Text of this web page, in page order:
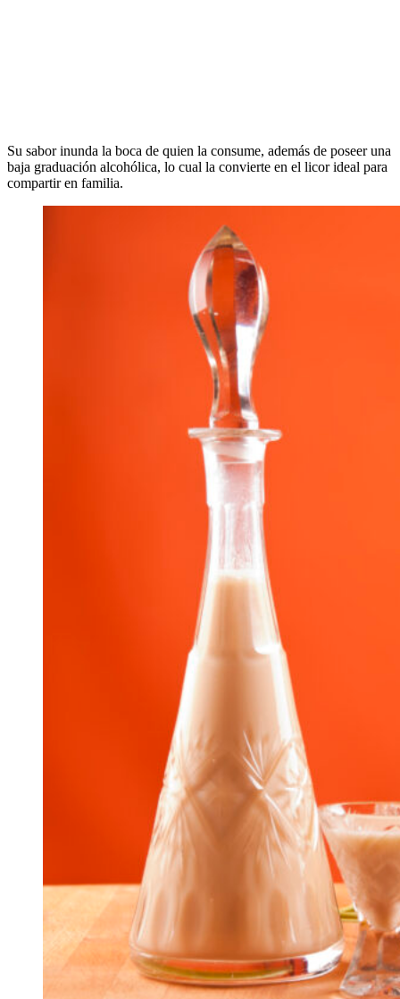
Su sabor inunda la boca de quien la consume, además de poseer una
baja graduación alcohólica, lo cual la convierte en el licor ideal para
compartir en familia.